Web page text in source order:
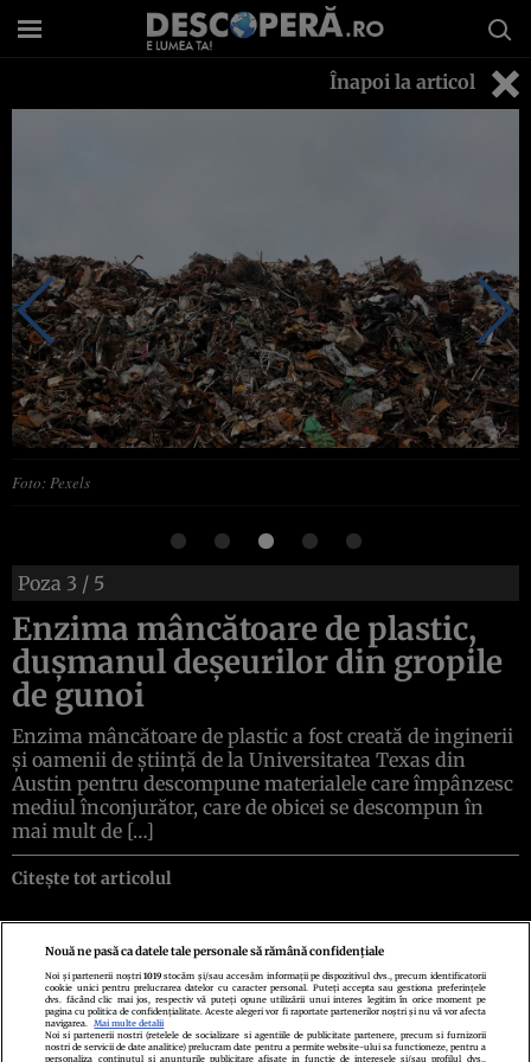
Înapoi la articol
Foto: Pexels
Poza 3 / 5
Enzima mâncătoare de plastic,
dușmanul deșeurilor din gropile
de gunoi
Enzima mâncătoare de plastic a fost creată de inginerii
și oamenii de știință de la Universitatea Texas din
Austin pentru descompune materialele care împânzesc
mediul înconjurător, care de obicei se descompun în
mai mult de […]
Citește tot articolul
Politica de confidenţialitatePolitica de cookiesTermeni şi condiţii
Echipa redacționalăContactSetări Cookies
Nouă ne pasă ca datele tale personale să rămână confidențiale
Noi și partenerii noștri1019 stocăm și/sau accesăm informații pe dispozitivul dvs., precum identificatorii
cookie unici pentru prelucrarea datelor cu caracter personal. Puteți accepta sau gestiona preferințele
dvs. făcând clic mai jos, respectiv vă puteți opune utilizării unui interes legitim în orice moment pe
pagina cu politica de confidențialitate. Aceste alegeri vor fi raportate partenerilor noștri și nu vă vor afecta
navigarea.
Mai multe detalii
Noi si partenerii nostri (retelele de socializare si agentiile de publicitate partenere, precum si furnizorii
nostri de servicii de date analitice) prelucram date pentru a permite website-ului sa functioneze, pentru a
personaliza continutul si anunturile publicitare afisate in functie de interesele si/sau profilul dvs.,